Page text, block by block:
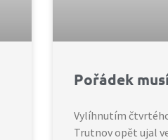
Pořádek
Vylíhnutím
Trutnov opět ujal